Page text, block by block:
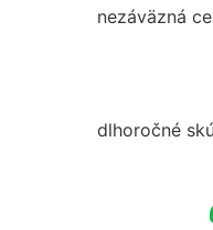
nezáväzná
dlhoročné